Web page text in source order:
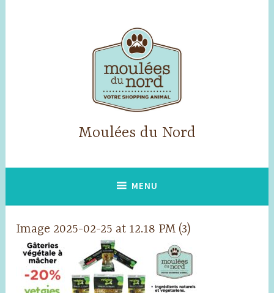
Moulées du Nord
MENU
Image 2025-02-25 at 12.18 PM (3)